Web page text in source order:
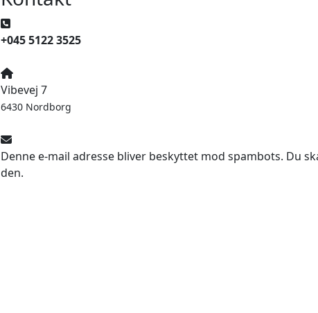
+045 5122 3525
Vibevej 7
6430 Nordborg
Denne e-mail adresse bliver beskyttet mod spambots. Du
den.